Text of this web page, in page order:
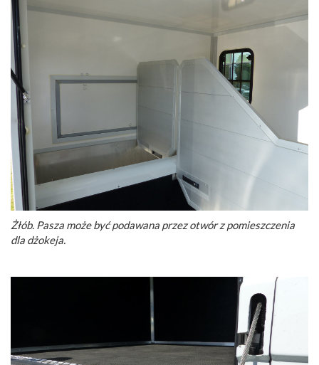
Żłób. Pasza może być podawana przez otwór z pomieszczenia
dla dżokeja.